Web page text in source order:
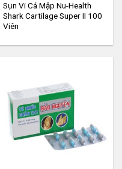
Sụn Vi Cá Mập Nu-Health
Shark Cartilage Super II 100
Viên